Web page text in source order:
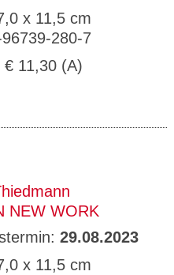
x 11,5 cm
280-7
| € 11,30 (A)
NEW WORK
29.08.2023
x 11,5 cm